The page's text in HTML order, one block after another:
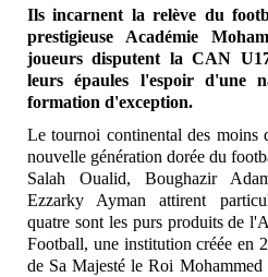
Ils incarnent la relève du
prestigieuse Académie
joueurs disputent la CAN
leurs épaules l'espoir d'une
formation d'exception.
Le tournoi continental des moins
nouvelle génération dorée du
Salah Oualid, Boughazir
Ezzarky Ayman attirent
quatre sont les purs produits de
Football, une institution créée en
de Sa Majesté le Roi